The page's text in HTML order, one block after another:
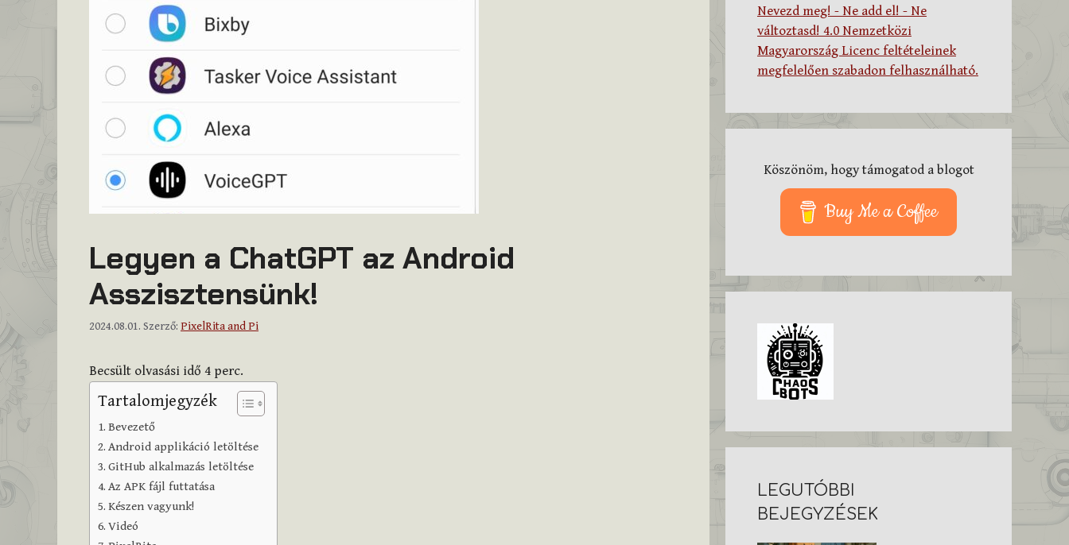
Legyen a ChatGPT az Android
Asszisztensünk!
2024.08.01. Szerző: PixelRita and Pi
Becsült olvasási idő 4 perc.
Tartalomjegyzék
Bevezető
Android applikáció letöltése
GitHub alkalmazás letöltése
Az APK fájl futtatása
Készen vagyunk!
Videó
Nevezd meg! - Ne add el! - Ne
változtasd! 4.0 Nemzetközi
Magyarország Licenc feltételeinek
megfelelően szabadon felhasználható.
Köszönöm, hogy támogatod a blogot
Buy Me a Coffee
LEGUTÓBBI
BEJEGYZÉSEK